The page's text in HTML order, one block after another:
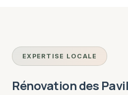
EXPERTISE LOCALE
Rénovation des